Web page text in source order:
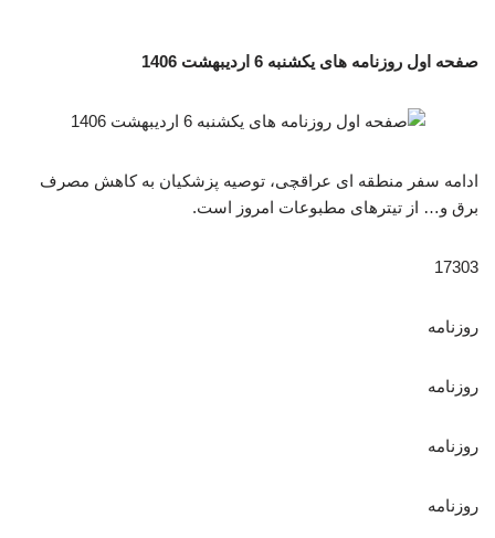
صفحه اول روزنامه های یکشنبه 6 اردیبهشت 1406
ادامه سفر منطقه ای عراقچی، توصیه پزشکیان به کاهش مصرف
برق و… از تیترهای مطبوعات امروز است.
17303
روزنامه
روزنامه
روزنامه
روزنامه